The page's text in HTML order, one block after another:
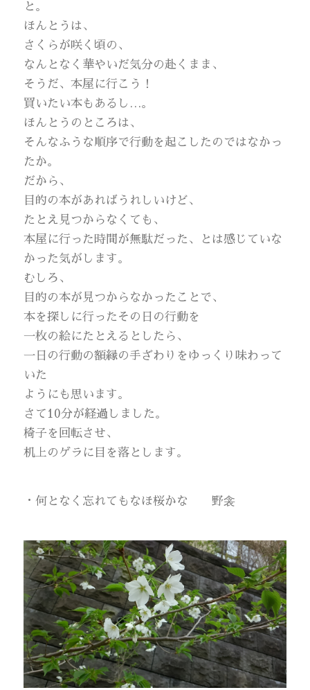
と。
ほんとうは、
さくらが咲く頃の、
なんとなく華やいだ気分の赴くまま、
そうだ、本屋に行こう！
買いたい本もあるし…。
ほんとうのところは、
そんなふうな順序で行動を起こしたのではなかっ
たか。
だから、
目的の本があればうれしいけど、
たとえ見つからなくても、
本屋に行った時間が無駄だった、とは感じていな
かった気がします。
むしろ、
目的の本が見つからなかったことで、
本を探しに行ったその日の行動を
一枚の絵にたとえるとしたら、
一日の行動の額縁の手ざわりをゆっくり味わって
いた
ようにも思います。
さて10分が経過しました。
椅子を回転させ、
机上のゲラに目を落とします。
・何となく忘れてもなほ桜かな 野衾